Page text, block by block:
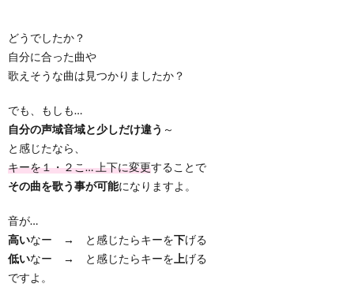
どうでしたか？
自分に合った曲や
歌えそうな曲は見つかりましたか？
でも、もしも…
自分の声域音域と少しだけ違う ～
と感じたなら、
キーを１・２こ… 上下に変更することで
その曲を歌う事が可能になりますよ。
音が…
高いなー → と感じたらキーを下げる
低いなー → と感じたらキーを 上げる
ですよ。